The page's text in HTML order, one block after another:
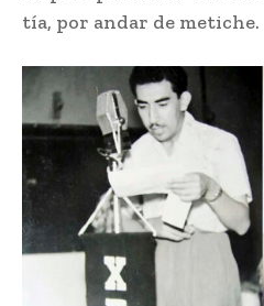
tía, por andar de metiche.